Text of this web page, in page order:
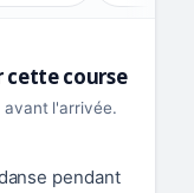
cette course
avant l'arrivée.
pendant